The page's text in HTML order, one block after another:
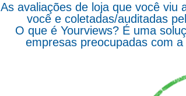
As avaliações de loja que você viu
você e coletadas/auditadas
O que é Yourviews? É uma
empresas preocupadas com